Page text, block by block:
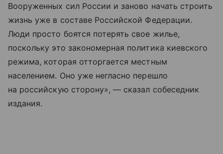
Вооруженных сил России и заново начать строить
жизнь уже в составе Российской Федерации.
Люди просто боятся потерять свое жилье,
поскольку это закономерная политика киевского
режима, которая отторгается местным
населением. Оно уже негласно перешло
на российскую сторону», — сказал собеседник
издания.